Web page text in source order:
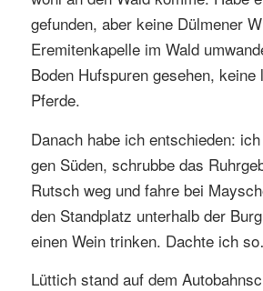
gefunden, aber keine Dülmener
Eremitenkapelle im Wald
Boden Hufspuren gesehen, keine
Pferde.
Danach habe ich entschieden:
gen Süden, schrubbe das
Rutsch weg und fahre bei
den Standplatz unterhalb der
einen Wein trinken. Dachte ich
Lüttich stand auf dem